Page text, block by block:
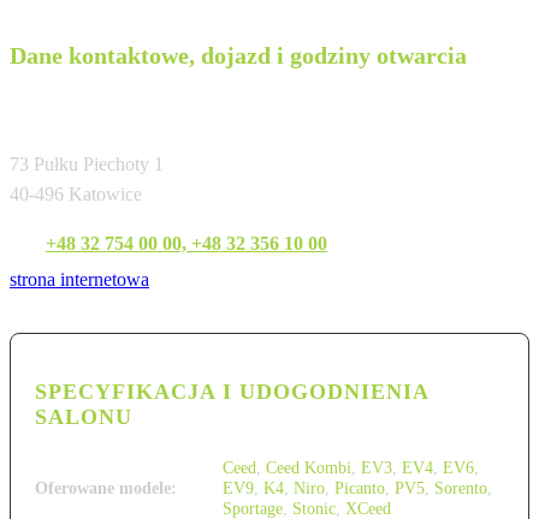
Dane kontaktowe, dojazd i godziny otwarcia
73 Pułku Piechoty 1
40-496 Katowice
+48 32 754 00 00, +48 32 356 10 00
strona internetowa
SPECYFIKACJA I UDOGODNIENIA
SALONU
Oferowane modele:
Ceed Ceed Kombi EV3 EV4 EV6
EV9 K4 Niro Picanto PV5 Sorento
Sportage Stonic XCeed